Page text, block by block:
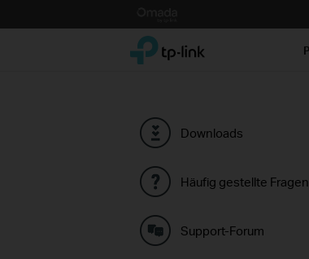
to
TP-Link, Reliably Smart
Downloads
Häufig gestellte Fragen
Support-Forum